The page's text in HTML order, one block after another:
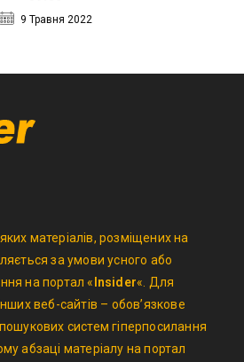
9 Травня 2022
матеріалів, розміщених на
за умови усного або
на портал «Insider«. Для
веб-сайтів – обов’язкове
систем гіперпосилання
абзаці матеріалу на портал